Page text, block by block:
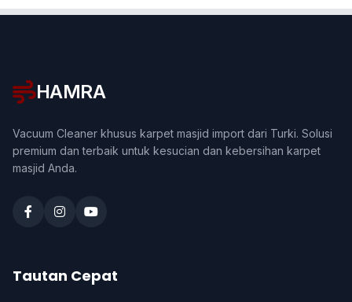
HAMRA
Vacuum Cleaner khusus karpet masjid import dari Turki. Solusi
premium dan terbaik untuk kesucian dan kebersihan karpet
masjid Anda.
Tautan Cepat